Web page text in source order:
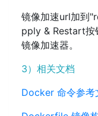
镜像加速url加到
pply & Restart按
镜像加速器。
3）相关文档
Docker 命令参考